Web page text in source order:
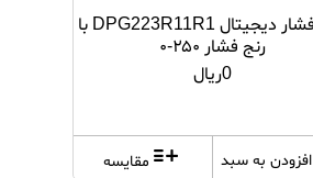
گیج فشار دیجیتال DPG223R11R1 با
رنج فشار ۲۵۰-۰
0ریال
افزودن به سبد مقایسه